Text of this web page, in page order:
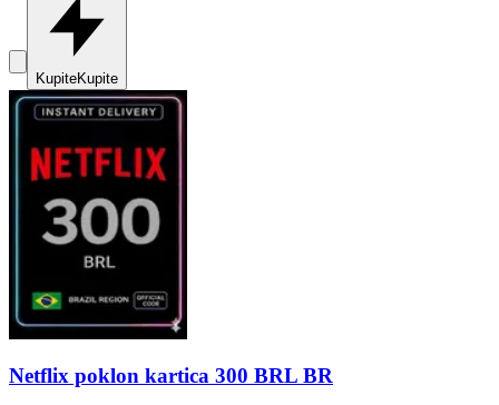
KupiteKupite
Netflix poklon kartica 300 BRL BR